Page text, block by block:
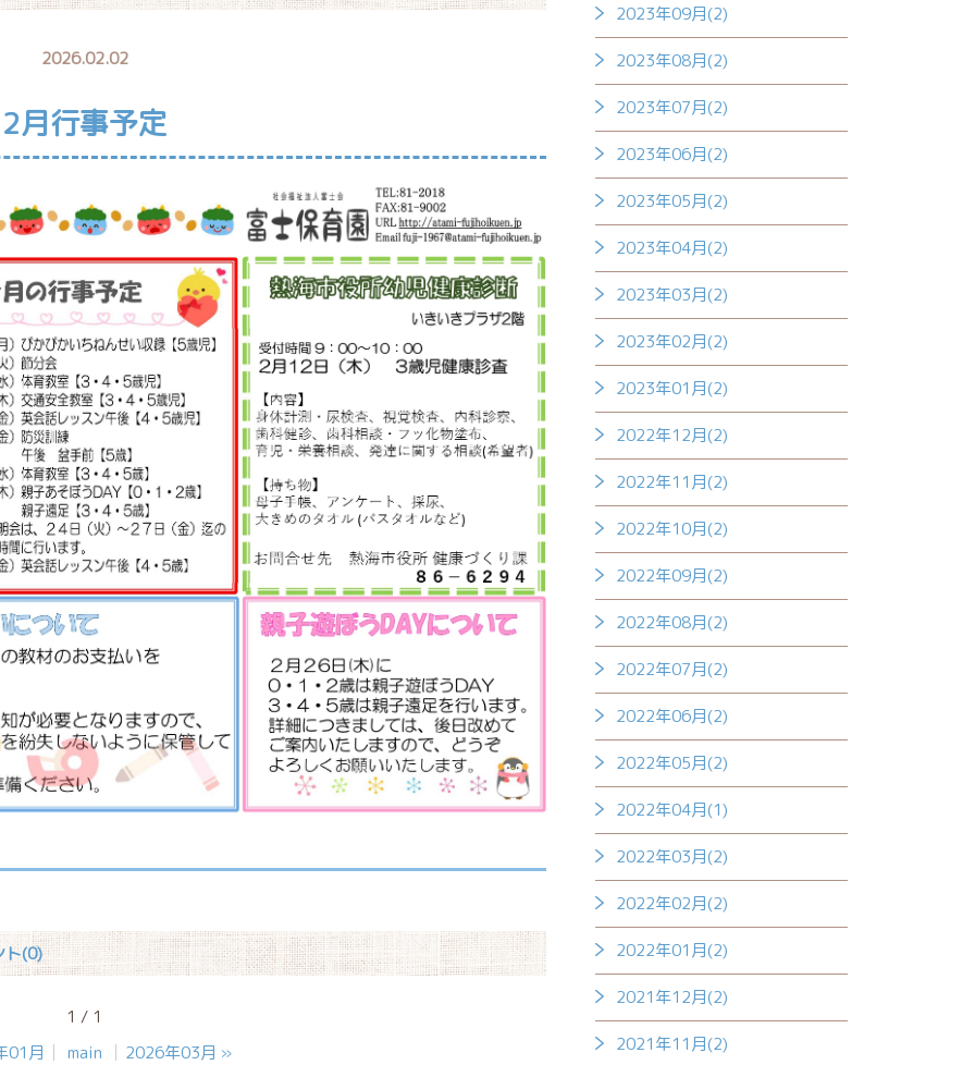
2026.02.02
2月行事予定
ト(0)
1 / 1
01月
main 2026年03月 »
2023年09月(2)
2023年08月(2)
2023年07月(2)
2023年06月(2)
2023年05月(2)
2023年04月(2)
2023年03月(2)
2023年02月(2)
2023年01月(2)
2022年12月(2)
2022年11月(2)
2022年10月(2)
2022年09月(2)
2022年08月(2)
2022年07月(2)
2022年06月(2)
2022年05月(2)
2022年04月(1)
2022年03月(2)
2022年02月(2)
2022年01月(2)
2021年12月(2)
2021年11月(2)